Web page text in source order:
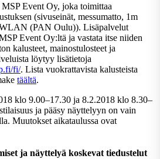
Event Oy, joka toimittaa
(sivuseinät, messumatto, 1m
(PAN Oulu)). Lisäpalvelut
Event Oy:ltä ja vastata itse niiden
kalusteet, mainostulosteet ja
löytyy lisätietoja
fi/. Lista vuokrattavista kalusteista
täältä.
klo 9.00–17.30 ja 8.2.2018 klo 8.30–
ja pääsy näyttelyyn on vain
Muutokset aikataulussa ovat
ja näyttelyä koskevat tiedustelut